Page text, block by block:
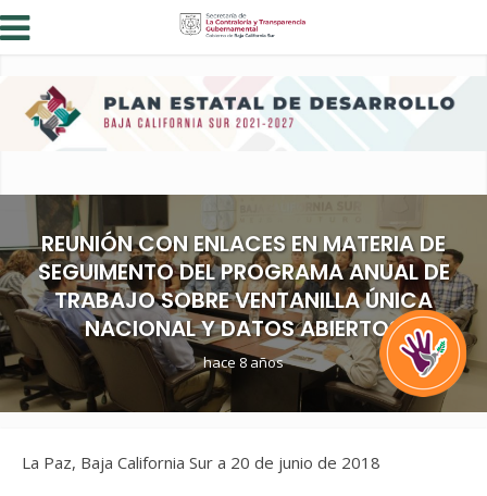
REUNIÓN CON ENLACES EN MATERIA DE
SEGUIMENTO DEL PROGRAMA ANUAL DE
TRABAJO SOBRE VENTANILLA ÚNICA
NACIONAL Y DATOS ABIERTOS
hace 8 años
La Paz, Baja California Sur a 20 de junio de 2018